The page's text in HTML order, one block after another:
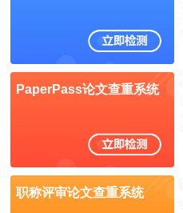
PaperPass论文查重系统
职称评审论文查重系统